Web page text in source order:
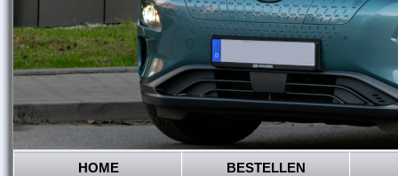
HOME BESTELLEN